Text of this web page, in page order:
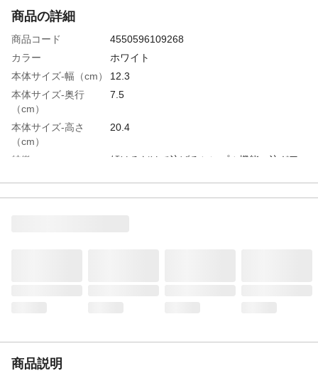
商品の詳細
商品コード
4550596109268
カラー
ホワイト
本体サイズ-幅（cm）
12.3
本体サイズ-奥行
（cm）
7.5
本体サイズ-高さ
（cm）
20.4
特徴
傾けるだけで注げるシンプル機能。注ぎ口
商品説明